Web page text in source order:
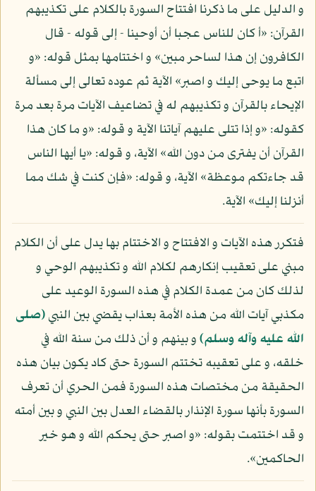
و الدليل على ما ذكرنا افتتاح السورة بالكلام على تكذيبهم
القرآن: «أ كان للناس عجبا أن أوحينا - إلى قوله - قال
الكافرون إن هذا لساحر مبين» و اختتامها بمثل قوله: «و
اتبع ما يوحى إليك و اصبر» الآية ثم عوده تعالى إلى مسألة
الإيحاء بالقرآن و تكذيبهم له في تضاعيف الآيات مرة بعد مرة
كقوله: «و إذا تتلى عليهم آياتنا الآية و قوله: «و ما كان هذا
القرآن أن يفترى من دون الله» الآية، و قوله: «يا أيها الناس
قد جاءتكم موعظة» الآية، و قوله: «فإن كنت في شك مما
أنزلنا إليك» الآية.
فتكرر هذه الآيات و الافتتاح و الاختتام بها يدل على أن الكلام
مبني على تعقيب إنكارهم لكلام الله و تكذيبهم الوحي و
لذلك كان من عمدة الكلام في هذه السورة الوعيد على
مكذبي آيات الله من هذه الأمة بعذاب يقضي بين النبي(صلى
الله عليه وآله وسلم)و بينهم و أن ذلك من سنة الله في
خلقه، و على تعقيبه تختتم السورة حتى كاد يكون بيان هذه
الحقيقة من مختصات هذه السورة فمن الحري أن تعرف
السورة بأنها سورة الإنذار بالقضاء العدل بين النبي و بين أمته
و قد اختتمت بقوله: «و اصبر حتى يحكم الله و هو خير
الحاكمين».